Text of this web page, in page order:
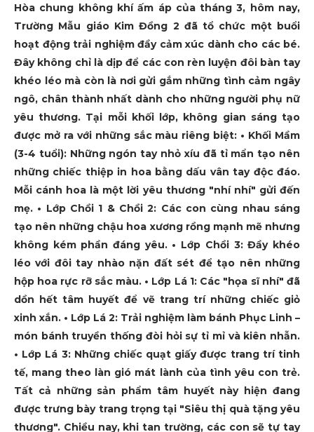
Hòa chung không khí ấm áp của tháng 3, hôm nay,
Trường Mẫu giáo Kim Đồng 2 đã tổ chức một buổi
hoạt động trải nghiệm đầy cảm xúc dành cho các bé.
Đây không chỉ là dịp để các con rèn luyện đôi bàn tay
khéo léo mà còn là nơi gửi gắm những tình cảm ngây
ngô, chân thành nhất dành cho những người phụ nữ
yêu thương. Tại mỗi khối lớp, không gian sáng tạo
được mở ra với những sắc màu riêng biệt: • Khối Mầm
(3-4 tuổi): Những ngón tay nhỏ xíu đã tỉ mẩn tạo nên
những chiếc thiệp in hoa bằng dấu vân tay độc đáo.
Mỗi cánh hoa là một lời yêu thương "nhí nhí" gửi đến
mẹ. • Lớp Chồi 1 & Chồi 2: Các con cùng nhau sáng
tạo nên những chậu hoa xương rồng mạnh mẽ nhưng
không kém phần đáng yêu. • Lớp Chồi 3: Đầy khéo
léo với đôi tay nhào nặn đất sét để tạo nên những
hộp hoa rực rỡ sắc màu. • Lớp Lá 1: Các "họa sĩ nhí" đã
dồn hết tâm huyết để vẽ trang trí những chiếc giỏ
xinh xắn. • Lớp Lá 2: Trải nghiệm làm bánh Phục Linh –
món bánh truyền thống đòi hỏi sự tỉ mỉ và kiên nhẫn.
• Lớp Lá 3: Những chiếc quạt giấy được trang trí tinh
tế, mang theo làn gió mát lành của tình yêu con trẻ.
Tất cả những sản phẩm tâm huyết này hiện đang
được trưng bày trang trọng tại "Siêu thị quà tặng yêu
thương". Chiều nay, khi tan trường, các con sẽ tự tay